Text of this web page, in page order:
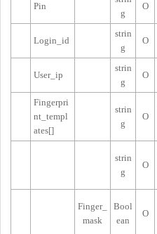
Pin
g
O
Login_id
strin
g
O
User_ip
strin
g
O
Fingerpri
nt_templ
ates[]
strin
g
O
strin
g
O
Finger_
mask
Bool
ean
O